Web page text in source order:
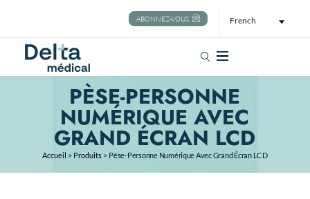
ABONNEZ-VOUS French
Rechercher
PÈSE-PERSONNE
NUMÉRIQUE AVEC
GRAND ÉCRAN LCD
Accueil > Produits > Pèse-Personne Numérique Avec Grand Écran LCD